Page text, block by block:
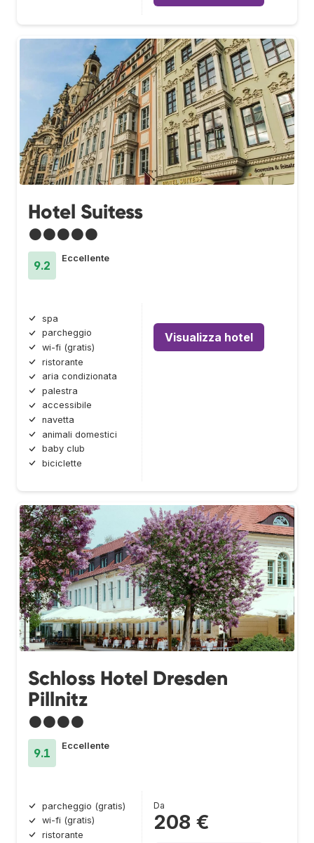
Hotel Suitess
●●●●●
9.2
Eccellente
spa
parcheggio
wi-fi (gratis)
ristorante
aria condizionata
palestra
accessibile
navetta
animali domestici
baby club
biciclette
Visualizza hotel
Schloss Hotel Dresden
Pillnitz
●●●●
9.1
Eccellente
parcheggio (gratis)
wi-fi (gratis)
ristorante
Da
208 €